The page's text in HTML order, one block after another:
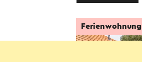
Ferienwohnung